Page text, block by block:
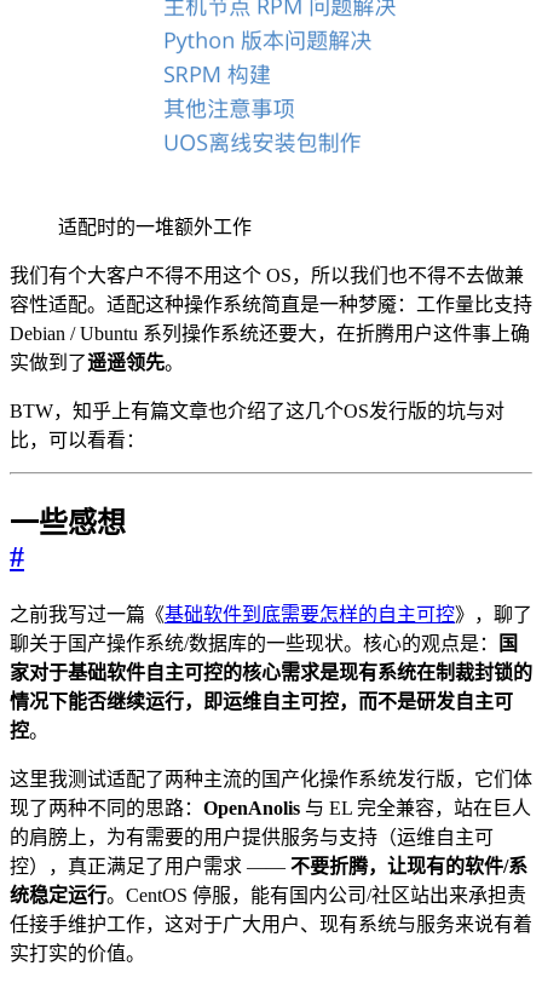
适配时的一堆额外工作
我们有个大客户不得不用这个 OS，所以我们也不得不去做兼
容性适配。适配这种操作系统简直是一种梦魇：工作量比支持
Debian / Ubuntu 系列操作系统还要大，在折腾用户这件事上确
实做到了遥遥领先。
BTW，知乎上有篇文章也介绍了这几个OS发行版的坑与对
比，可以看看：
一些感想
#
之前我写过一篇《基础软件到底需要怎样的自主可控》，聊了
聊关于国产操作系统/数据库的一些现状。核心的观点是：
国
家对于基础软件自主可控的核心需求是现有系统在制裁封锁的
情况下能否继续运行，即运维自主可控，而不是研发自主可
控。
这里我测试适配了两种主流的国产化操作系统发行版，它们体
现了两种不同的思路： OpenAnolis 与 EL 完全兼容，站在巨人
的肩膀上，为有需要的用户提供服务与支持（运维自主可
控），真正满足了用户需求 —— 不要折腾，让现有的软件/系
统稳定运行。CentOS 停服，能有国内公司/社区站出来承担责
任接手维护工作，这对于广大用户、现有系统与服务来说有着
实打实的价值。